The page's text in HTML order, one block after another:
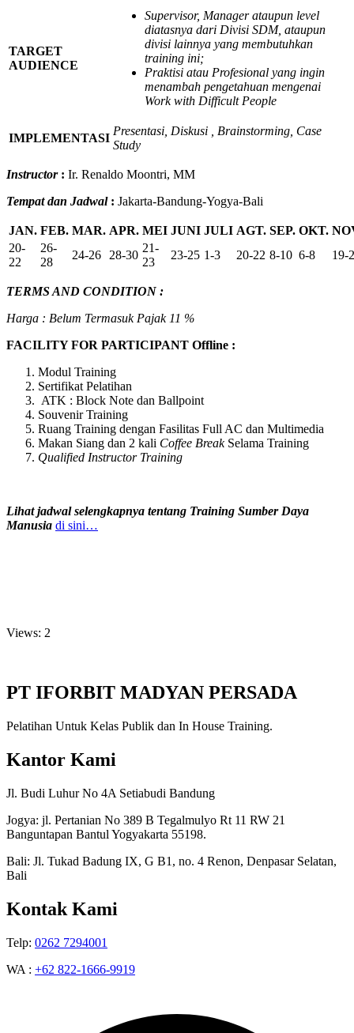
TARGET
AUDIENCE
Supervisor, Manager ataupun level
diatasnya dari Divisi SDM, ataupun
divisi lainnya yang membutuhkan
training ini;
Praktisi atau Profesional yang ingin
menambah pengetahuan mengenai
Work with Difficult People
IMPLEMENTASI
Presentasi, Diskusi , Brainstorming, Case
Study
Instructor: Ir. Renaldo Moontri, MM
Tempat dan Jadwal: Jakarta-Bandung-Yogya-Bali
JAN. FEB. MAR. APR. MEI JUNI JULI AGT. SEP. OKT.
20-
22
26-
28
24-26 28-30
21-
23
23-25 1-3 20-22 8-10 6-8 19-
TERMS AND CONDITION :
Harga : Belum Termasuk Pajak 11 %
FACILITY FOR PARTICIPANT Offline :
Modul Training
Sertifikat Pelatihan
ATK : Block Note dan Ballpoint
Souvenir Training
Ruang Training dengan Fasilitas Full AC dan Multimedia
Makan Siang dan 2 kali Coffee Break Selama Training
Qualified Instructor Training
Lihat jadwal selengkapnya tentang Training Sumber Daya
Manusia di sini…
Views: 2
PT IFORBIT MADYAN PERSADA
Pelatihan Untuk Kelas Publik dan In House Training.
Kantor Kami
Jl. Budi Luhur No 4A Setiabudi Bandung
Jogya: jl. Pertanian No 389 B Tegalmulyo Rt 11 RW 21
Banguntapan Bantul Yogyakarta 55198.
Bali: Jl. Tukad Badung IX, G B1, no. 4 Renon, Denpasar Selatan,
Bali
Kontak Kami
Telp: 0262 7294001
WA : +62 822-1666-9919